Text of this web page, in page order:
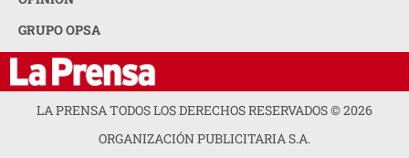
GRUPO OPSA
LA PRENSA TODOS LOS DERECHOS RESERVADOS ©2026
ORGANIZACIÓN PUBLICITARIA S.A.